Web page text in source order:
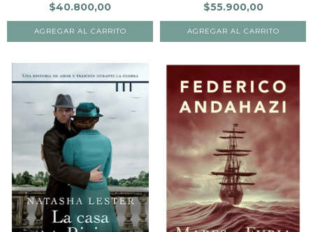
$40.800,00 $55.900,00